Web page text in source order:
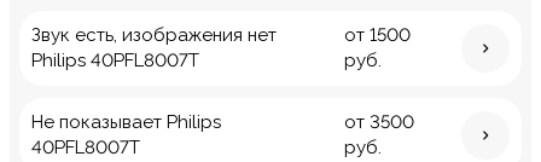
Звук есть, изображения нет
Philips 40PFL8007T
от 1500
руб.
Не показывает Philips
40PFL8007T
от 3500
руб.